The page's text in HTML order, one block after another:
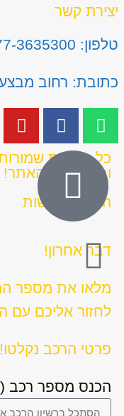
יצירת קשר
טלפון: 077-3635300
כתובת: רחוב מבצע קדש 55,
כל הזכויות
ותמונות) מהאתר!
הצהרת נגישות
דבר אחרון!
מלאו את מספר
לחזור אליכם עם
פרטי הרכב נקלטו!
הכנס מספר רכב